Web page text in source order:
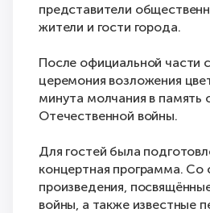
представители
жители и гости города.
После официальной части
церемония возложения
минута молчания в память
Отечественной войны.
Для гостей была
концертная программа. Со
произведения,
войны, а также известные